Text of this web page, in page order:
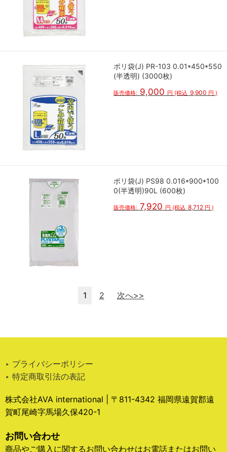
ポリ袋(J) PR-103 0.01*450*550
(半透明) (3000枚)
販売価格: 9,000 円 (税込 9,900 円 )
ポリ袋(J) PS98 0.016*900*100
0(半透明)90L (600枚)
販売価格: 7,920 円 (税込 8,712 円 )
1 2 次へ>>
‣ プライバシーポリシー
‣ 特定商取引法の表記
株式会社AVA international | 〒811-4342 福岡県遠賀郡遠
賀町尾崎字馬場久保420-1
お問い合わせ
商品やご購入に関するお問い合わせはお電話またはお問い